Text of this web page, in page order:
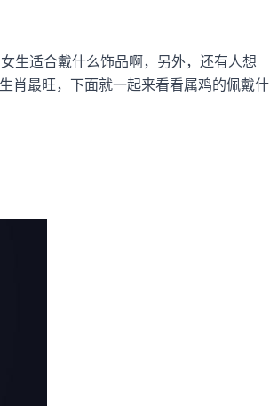
生适合戴什么饰品啊，另外，还有人想
肖最旺，下面就一起来看看属鸡的佩戴什